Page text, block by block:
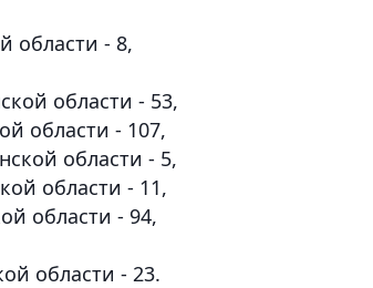
области - 8,
области - 53,
области - 107,
области - 5,
области - 11,
области - 94,
области - 23.